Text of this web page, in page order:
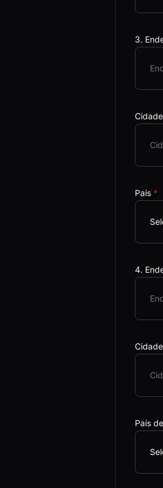
3.
País *
4.
País